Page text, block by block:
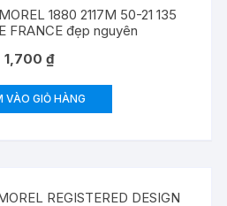
1880 2117M 50-21 135
FRANCE đẹp nguyên
1,700 ₫
VÀO GIỎ HÀNG
REGISTERED DESIGN